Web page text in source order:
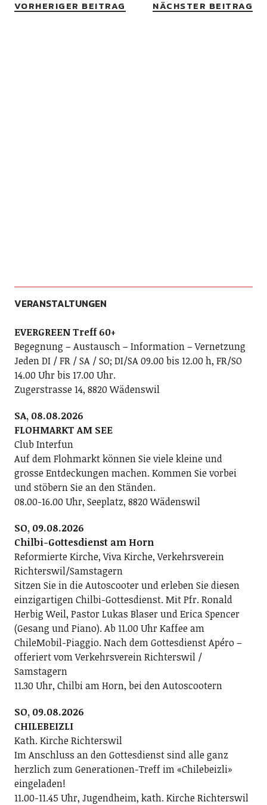
VORHERIGER BEITRAG NÄCHSTER BEITRAG
VERANSTALTUNGEN
EVERGREEN Treff 60+
Begegnung – Austausch – Information – Vernetzung
Jeden DI / FR / SA / SO; DI/SA 09.00 bis 12.00 h, FR/SO
14.00 Uhr bis 17.00 Uhr.
Zugerstrasse 14, 8820 Wädenswil
SA, 08.08.2026
FLOHMARKT AM SEE
Club Interfun
Auf dem Flohmarkt können Sie viele kleine und
grosse Entdeckungen machen. Kommen Sie vorbei
und stöbern Sie an den Ständen.
08.00-16.00 Uhr, Seeplatz, 8820 Wädenswil
SO, 09.08.2026
Chilbi-Gottesdienst am Horn
Reformierte Kirche, Viva Kirche, Verkehrsverein
Richterswil/Samstagern
Sitzen Sie in die Autoscooter und erleben Sie diesen
einzigartigen Chilbi-Gottesdienst. Mit Pfr. Ronald
Herbig Weil, Pastor Lukas Blaser und Erica Spencer
(Gesang und Piano). Ab 11.00 Uhr Kaffee am
ChileMobil-Piaggio. Nach dem Gottesdienst Apéro –
offeriert vom Verkehrsverein Richterswil /
Samstagern
11.30 Uhr, Chilbi am Horn, bei den Autoscootern
SO, 09.08.2026
CHILEBEIZLI
Kath. Kirche Richterswil
Im Anschluss an den Gottesdienst sind alle ganz
herzlich zum Generationen-Treff im «Chilebeizli»
eingeladen!
11.00-11.45 Uhr, Jugendheim, kath. Kirche Richterswil